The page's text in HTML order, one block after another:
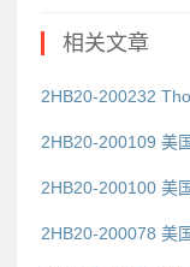
相关文章
2HB20-200232
2HB20-200100 美
2HB20-200078 美